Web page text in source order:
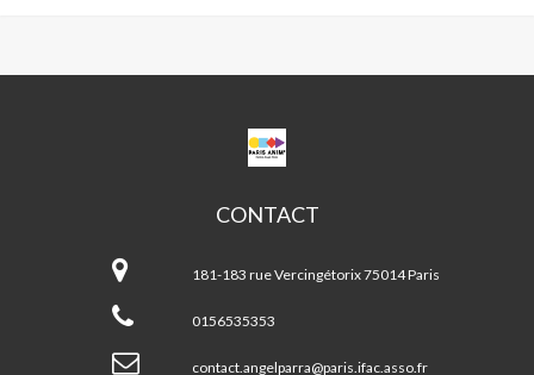
CPA
ANGEL
CONTACT
Angel
Parra
181-183 rue Vercingétorix 75014 Paris
0156535353
contact.angelparra@paris.ifac.asso.fr